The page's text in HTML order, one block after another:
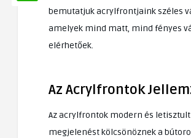
bemutatjuk acrylfrontjaink széles
amelyek mind matt, mind fényes
elérhetőek.
Az Acrylfrontok
Az acrylfrontok modern és letisztult
megjelenést kölcsönöznek a